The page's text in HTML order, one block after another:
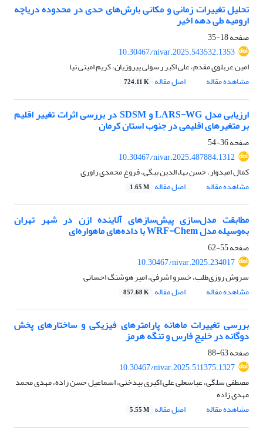
تحلیل تغییرات زمانی و مکانی بارش‌های حدی در محدوده دریاچه
ارومیه طی دهه اخیر
صفحه18-35
10.30467/nivar.2025.543532.1353
امین عربلوی مقدم، علی اکبر رسولی پیروزیان، کریم امینی نیا
مشاهده مقاله
اصل مقاله 724.11 K
ارزیابی مدل LARS-WG و SDSM در بررسی اثرات تغییر اقلیم
بر متغیرهای اقلیمی در جنوب استان کرمان
صفحه36-54
10.30467/nivar.2025.487884.1312
کمال امیدوار، حسن بهاءالدین بیگی، فروغ محمدی راوری
مشاهده مقاله
اصل مقاله 1.65 M
مطابقت مدل‌سازی پیش‌سازهای آلاینده ازن در شهر تهران
به‌وسیله مدل WRF-Chem با داده‌های ماهواره‌ای
صفحه55-62
10.30467/nivar.2025.234017
سروش روزی‌طلب، خسرو اشرفی، امیر هوشنگ احسانی
مشاهده مقاله
اصل مقاله 857.68 K
بررسی تغییرات ماهانه پارامترهای فیزیکی و ساختارهای پخش
دوگانه در خلیج فارس و تنگه هرمز
صفحه63-88
10.30467/nivar.2025.511375.1327
مصطفی سلگی، عباسعلی علی اکبری بیدختی، اسماعیل حسن زاده، مهدی محمد
مهدی زاده
مشاهده مقاله
اصل مقاله 5.55 M